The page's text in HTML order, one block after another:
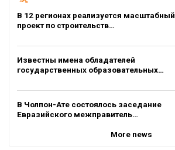
В 12 регионах реализуется масштабный
проект по строительств…
Известны имена обладателей
государственных образовательных…
В Чолпон-Ате состоялось заседание
Евразийского межправитель…
More news